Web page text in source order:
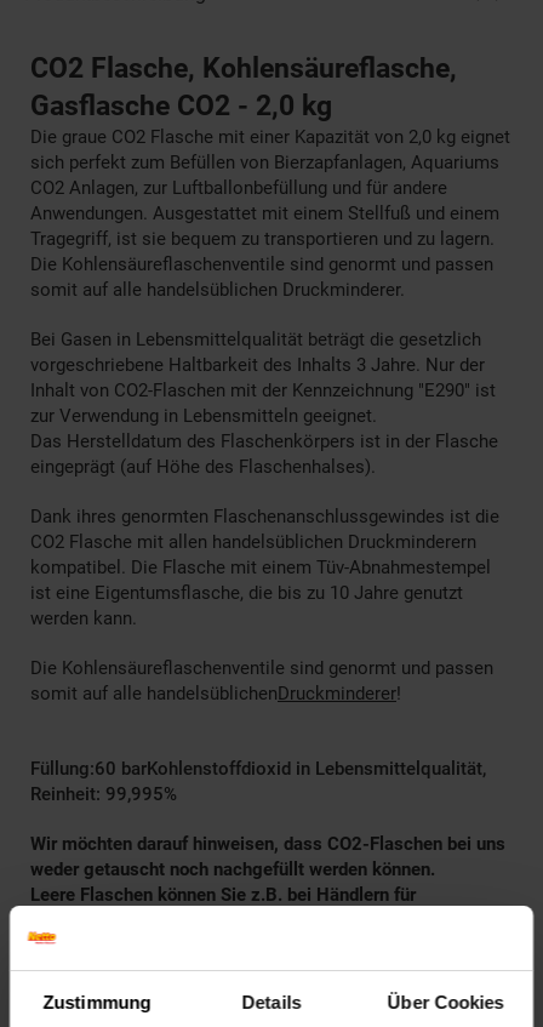
Zustimmung Details Über Cookies
CO2 Flasche, Kohlensäureflasche,
Gasflasche CO2 - 2,0 kg
Die graue CO2 Flasche mit einer Kapazität von 2,0 kg eignet
sich perfekt zum Befüllen von Bierzapfanlagen, Aquariums
CO2 Anlagen, zur Luftballonbefüllung und für andere
Anwendungen. Ausgestattet mit einem Stellfuß und einem
Tragegriff, ist sie bequem zu transportieren und zu lagern.
Die Kohlensäureflaschenventile sind genormt und passen
somit auf alle handelsüblichen Druckminderer.
Bei Gasen in Lebensmittelqualität beträgt die gesetzlich
vorgeschriebene Haltbarkeit des Inhalts 3 Jahre. Nur der
Inhalt von CO2-Flaschen mit der Kennzeichnung "E290" ist
zur Verwendung in Lebensmitteln geeignet.
Das Herstelldatum des Flaschenkörpers ist in der Flasche
eingeprägt (auf Höhe des Flaschenhalses).
Dank ihres genormten Flaschenanschlussgewindes ist die
CO2 Flasche mit allen handelsüblichen Druckminderern
kompatibel. Die Flasche mit einem Tüv-Abnahmestempel
ist eine Eigentumsflasche, die bis zu 10 Jahre genutzt
werden kann.
Die Kohlensäureflaschenventile sind genormt und passen
somit auf alle handelsüblichenDruckminderer!
Füllung:60 barKohlenstoffdioxid in Lebensmittelqualität,
Reinheit: 99,995%
Wir möchten darauf hinweisen, dass CO2-Flaschen bei uns
weder getauscht noch nachgefüllt werden können.
Leere Flaschen können Sie z.B. bei Händlern für
lassen.
Weitere Informationen finden Sie auch in den Gelben Seiten.